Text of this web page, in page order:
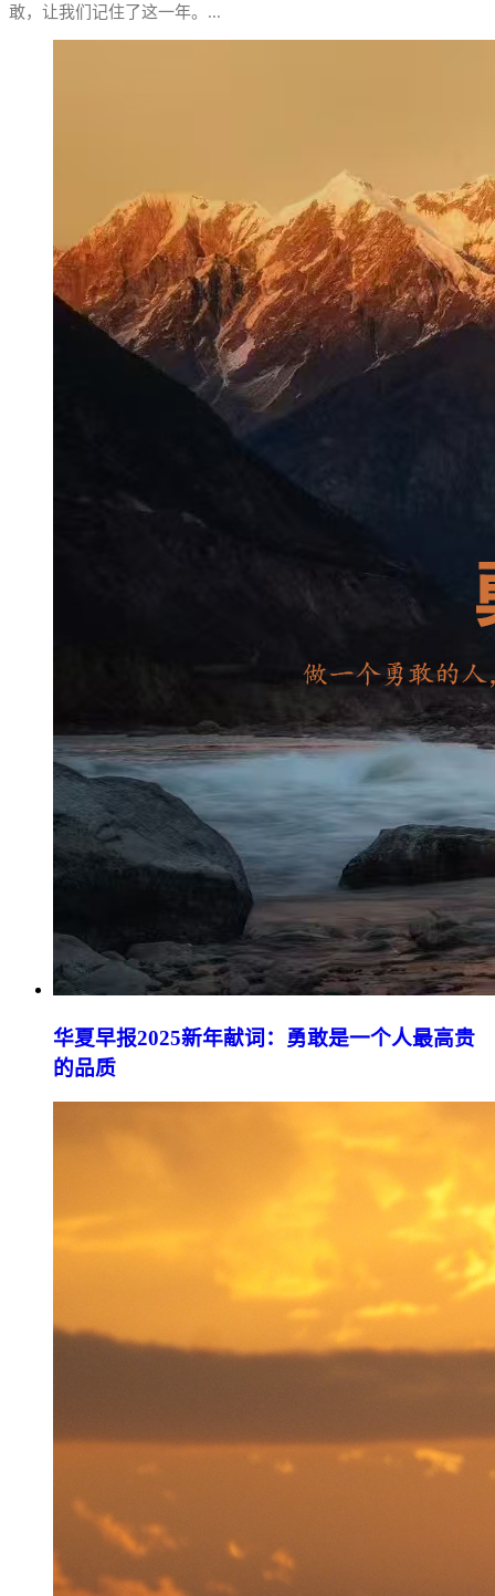
敢，让我们记住了这一年。...
华夏早报2025新年献词：勇敢是一个人最高贵
的品质